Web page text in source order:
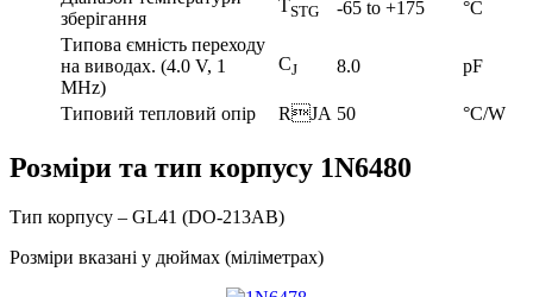
зберігання
TSTG -65 to +175
°C
Типова ємність переходу
на виводах. (4.0 V, 1
MHz)
CJ 8.0 pF
Типовий тепловий опір RJA 50 °C/W
Розміри та тип корпусу 1N6480
Тип корпусу – GL41 (DO-213AB)
Розміри вказані у дюймах (міліметрах)